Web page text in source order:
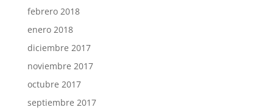
febrero 2018
enero 2018
diciembre 2017
noviembre 2017
octubre 2017
septiembre 2017